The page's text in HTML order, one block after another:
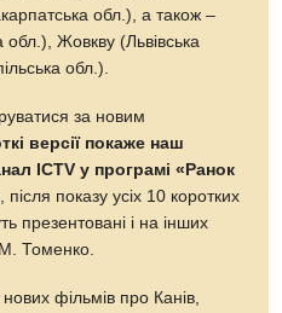
обл.), а також –
Жовкву (Львівська
обл.).
за новим
версії покаже наш
ICTV у програмі «Ранок
після показу усіх 10 коротких
презентовані і на інших
Томенко.
нових фільмів про Канів,